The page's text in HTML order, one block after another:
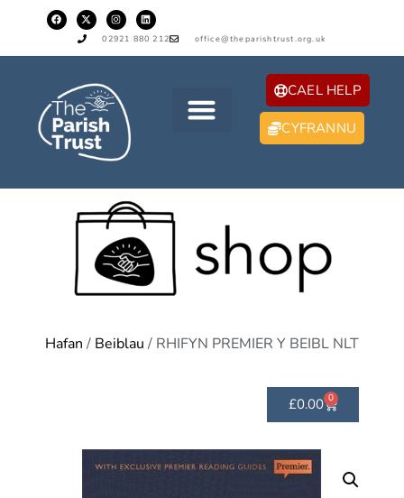
02921 880 212 office@theparishtrust.org.uk
CAEL HELP
CYFRANNU
Hafan / Beiblau / RHIFYN PREMIER Y BEIBL NLT
£0.00 0